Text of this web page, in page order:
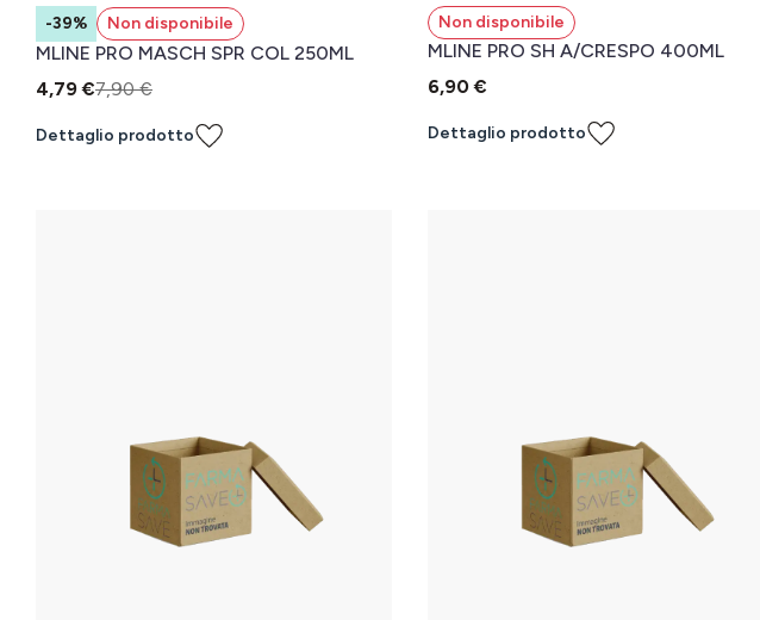
-39% Non disponibile
MLINE PRO MASCH SPR COL 250ML
4,79 €7,90 €
Dettaglio prodotto
Non disponibile
MLINE PRO SH A/CRESPO 400ML
6,90 €
Dettaglio prodotto